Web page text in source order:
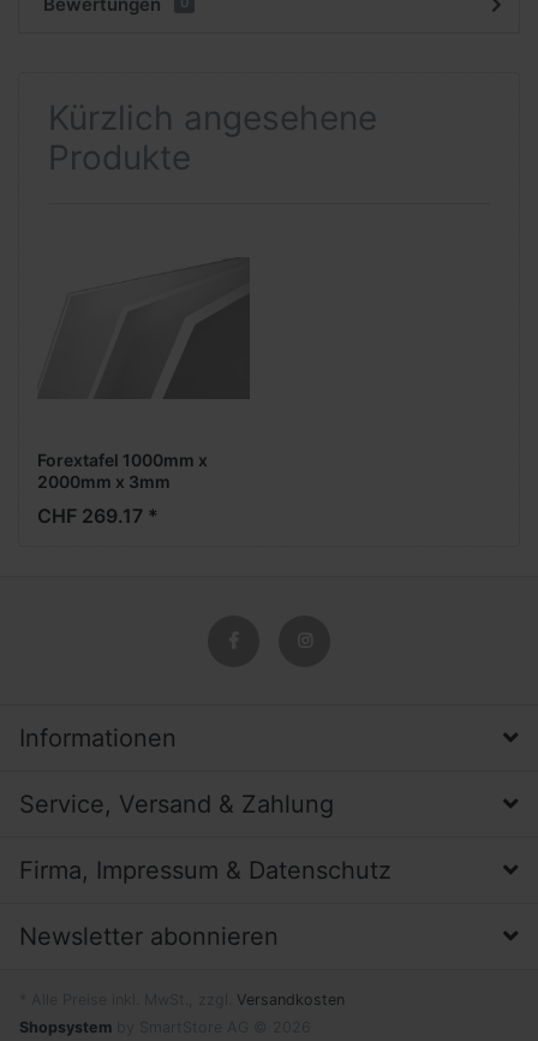
Kürzlich angesehene
Produkte
Forextafel 1000mm x
2000mm x 3mm
CHF 269.17 *
Informationen
Service, Versand & Zahlung
Firma, Impressum & Datenschutz
Newsletter abonnieren
Versandkosten
Shopsystem